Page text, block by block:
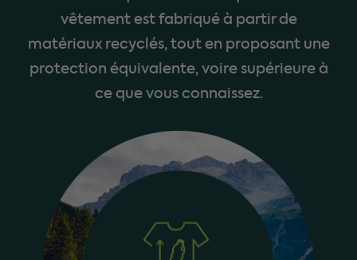
vêtement est fabriqué à partir de
matériaux recyclés, tout en proposant une
protection équivalente, voire supérieure à
ce que vous connaissez.